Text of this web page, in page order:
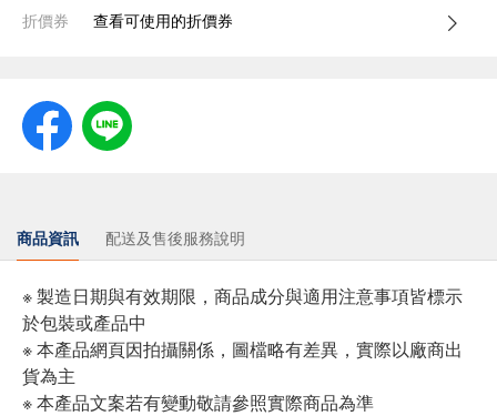
折價券 查看可使用的折價券
商品資訊 配送及售後服務說明
※ 製造日期與有效期限，商品成分與適用注意事項皆標示
於包裝或產品中
※ 本產品網頁因拍攝關係，圖檔略有差異，實際以廠商出
貨為主
※ 本產品文案若有變動敬請參照實際商品為準